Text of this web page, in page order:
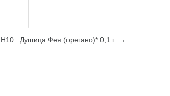
Н10 Душица Фея (орегано)* 0,1 г →